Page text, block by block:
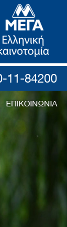
11-84200
ΕΠΙΚΟΙΝΩΝΙΑ